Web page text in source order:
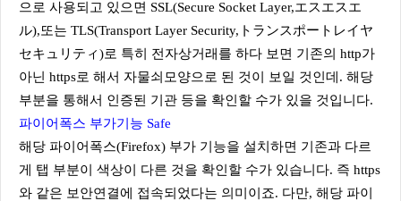
으로 사용되고 있으면 SSL(Secure Socket Layer,エスエスエ
ル),또는 TLS(Transport Layer Security,トランスポートレイヤ
セキュリティ)로 특히 전자상거래를 하다 보면 기존의 http가
아닌 https로 해서 자물쇠모양으로 된 것이 보일 것인데. 해당
부분을 통해서 인증된 기관 등을 확인할 수가 있을 것입니다.
파이어폭스 부가기능 Safe
해당 파이어폭스(Firefox) 부가 기능을 설치하면 기존과 다르
게 탭 부분이 색상이 다른 것을 확인할 수가 있습니다. 즉 https
와 같은 보안연결에 접속되었다는 의미이죠. 다만, 해당 파이